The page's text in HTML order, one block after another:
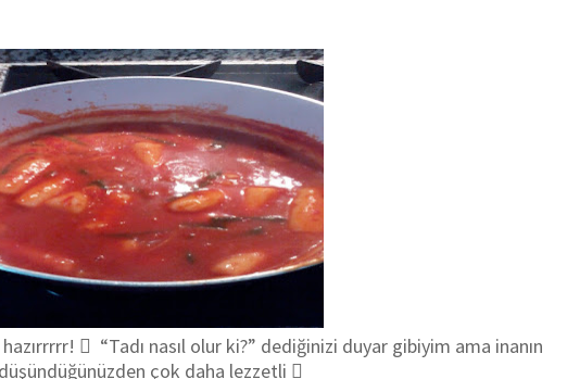
 “Tadı nasıl olur ki?” dediğinizi duyar gibiyim ama inanın
düşündüğünüzden çok daha lezzetli 